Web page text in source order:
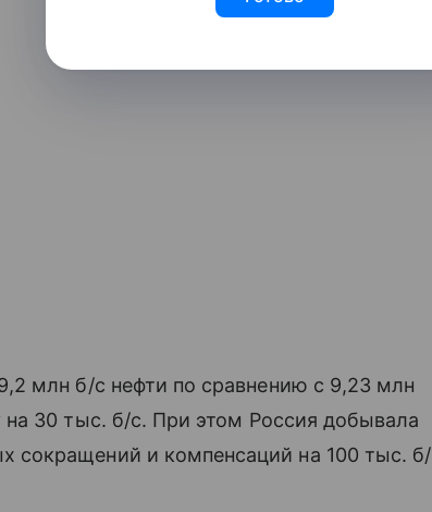
млн б/с нефти по сравнению с 9,23 млн
30 тыс. б/с. При этом Россия добывала
сокращений и компенсаций на 100 тыс. б/